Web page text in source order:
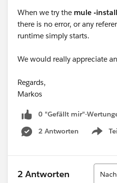
When we try the mule -
there is no error, or any
runtime simply starts.
We would really appreciate
Regards,
Markos
0 "Gefällt mir"-
2 Antworten
Show
2 Antworten